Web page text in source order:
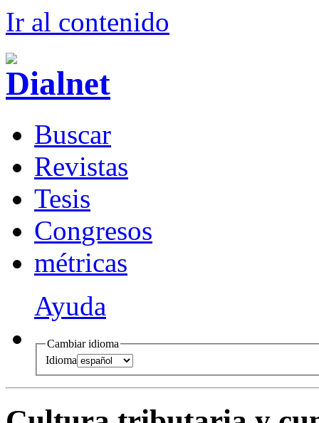
Ir al contenido
Buscar
Revistas
Tesis
Congresos
métricas
Ayuda
Cambiar idioma
Idioma